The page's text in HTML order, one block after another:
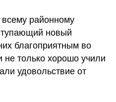
районному
новый
благоприятным во
не только хорошо учили
удовольствие от